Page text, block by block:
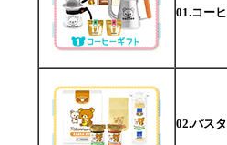
01.コー
02.パス